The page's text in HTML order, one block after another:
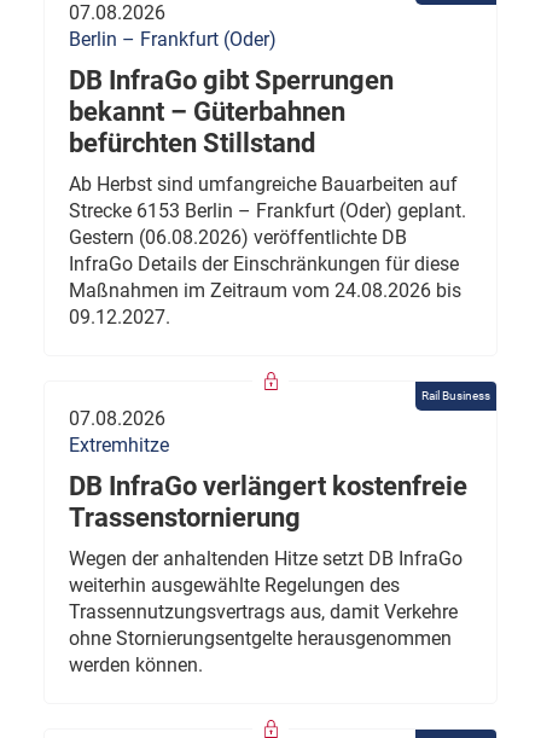
07.08.2026
Berlin – Frankfurt (Oder)
DB InfraGo gibt Sperrungen
bekannt – Güterbahnen
befürchten Stillstand
Ab Herbst sind umfangreiche Bauarbeiten auf
Strecke 6153 Berlin – Frankfurt (Oder) geplant.
Gestern (06.08.2026) veröffentlichte DB
InfraGo Details der Einschränkungen für diese
Maßnahmen im Zeitraum vom 24.08.2026 bis
09.12.2027.
Rail Business
07.08.2026
Extremhitze
DB InfraGo verlängert kostenfreie
Trassenstornierung
Wegen der anhaltenden Hitze setzt DB InfraGo
weiterhin ausgewählte Regelungen des
Trassennutzungsvertrags aus, damit Verkehre
ohne Stornierungsentgelte herausgenommen
werden können.